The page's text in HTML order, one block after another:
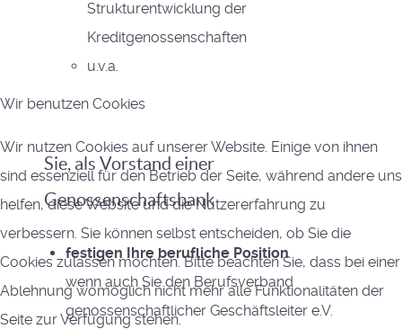
Strukturentwicklung der
Kreditgenossenschaften
u.v.a.
Sie, als Vorstand einer
Genossenschaftsbank
festigen Ihre berufliche Position
wenn auch Sie den Berufsverband
genossenschaftlicher Geschäftsleiter e.V.
Wir benutzen Cookies
Wir nutzen Cookies auf unserer Website. Einige von ihnen
sind essenziell für den Betrieb der Seite, während andere uns
helfen, diese Website und die Nutzererfahrung zu
verbessern. Sie können selbst entscheiden, ob Sie die
Cookies zulassen möchten. Bitte beachten Sie, dass bei einer
Ablehnung womöglich nicht mehr alle Funktionalitäten der
Seite zur Verfügung stehen.